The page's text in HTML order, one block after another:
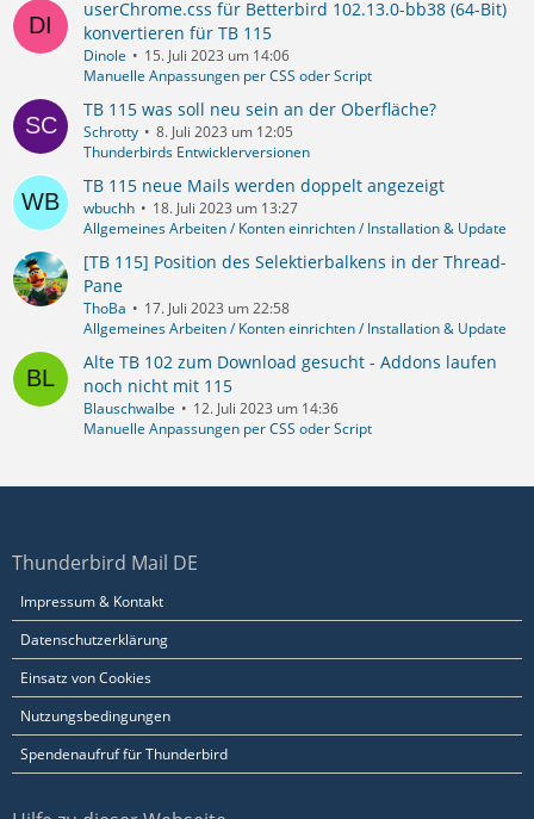
userChrome.css für Betterbird 102.13.0-bb38 (64-Bit)
konvertieren für TB 115
Dinole
15. Juli 2023 um 14:06
Manuelle Anpassungen per CSS oder Script
TB 115 was soll neu sein an der Oberfläche?
Schrotty
8. Juli 2023 um 12:05
Thunderbirds Entwicklerversionen
TB 115 neue Mails werden doppelt angezeigt
wbuchh
18. Juli 2023 um 13:27
Allgemeines Arbeiten / Konten einrichten / Installation & Update
[TB 115] Position des Selektierbalkens in der Thread-
Pane
ThoBa
17. Juli 2023 um 22:58
Allgemeines Arbeiten / Konten einrichten / Installation & Update
Alte TB 102 zum Download gesucht - Addons laufen
noch nicht mit 115
Blauschwalbe
12. Juli 2023 um 14:36
Manuelle Anpassungen per CSS oder Script
Thunderbird Mail DE
Impressum & Kontakt
Datenschutzerklärung
Einsatz von Cookies
Nutzungsbedingungen
Spendenaufruf für Thunderbird